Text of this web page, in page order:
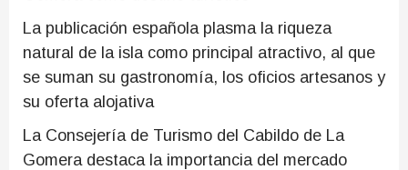
La publicación española plasma la riqueza
natural de la isla como principal atractivo, al que
se suman su gastronomía, los oficios artesanos y
su oferta alojativa
La Consejería de Turismo del Cabildo de La
Gomera destaca la importancia del mercado